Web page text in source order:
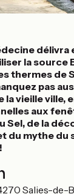
délivra
la source
thermes de
pas
la vieille ville,
aux
Sel, de la
du mythe
Salies-de-